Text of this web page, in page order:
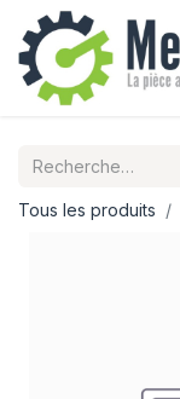
Tous les produits